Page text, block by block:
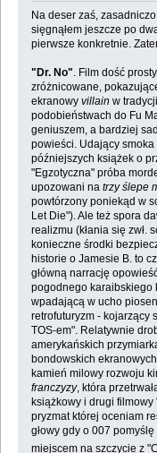
Na deser zaś,
sięgnąłem jeszcze po
pierwsze konkretnie.
"Dr. No" . Film dość
zróżnicowane,
ekranowy villain w
podobieństwach do Fu
geniuszem, a bardziej
powieści. Udający
późniejszych książek o
"Egzotyczna" próba
upozowani na trzy ślepe
powtórzony poniekąd w
Let Die"). Ale też spora
realizmu (kłania się zwł.
konieczne środki
historie o Jamesie B. to
główną narrację
pogodnego karaibskiego
wpadającą w ucho
retrofuturyzm - kojarzący
TOS-em". Relatywnie
amerykańskich
bondowskich
kamień milowy rozwoju
franczyzy, która
książkowy i drugi filmowy
pryzmat której oceniam
głowy gdy o 007
miejscem na szczycie z